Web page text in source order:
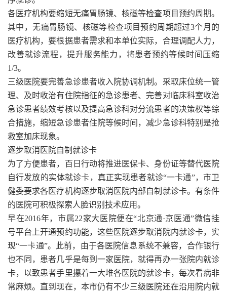
各医疗机构要缩短无痛胃肠镜、核磁等检查项目预约周期。
其中，无痛胃肠镜、核磁等检查项目预约周期超过3个月的
医疗机构，要根据患者需求和本单位实际，合理调配人力，
改善就诊流程，提升服务能力，将患者预约等候时间压缩
1/3。
三级医院要完善急诊患者收入院协调机制。采取床位统一管
理、及时收治有住院指征的急诊患者、完善对临床科室收治
急诊患者绩效考核以及提高急诊科对分流患者的决策权等综
合措施，缩短急诊患者住院等候时间，减少急诊科特别是抢
救室加床现象。
逐步取消医院自制就诊卡
为了方便患者，百日行动将推进医保卡、身份证等替代医院
自行发放的实体就诊卡，真正实现患者就诊“一卡通”，市卫
健委要求各医疗机构逐步取消医院内部自制就诊卡。有条件
的医院可积极探索人脸识别技术应用。
早在2016年，市属22家大医院便在“北京通·京医通”微信挂
号平台上开通预约功能，这些医院逐步取消院内就诊卡，实
现“一卡通”。此前，由于各医院信息系统不兼容，合作银行
也不同，患者几乎是每到一家医院，就得再办一张院内就诊
卡，以致患者手里攥着一大堆各医院的就诊卡，每次看病非
常麻烦。直到现在，本市仍有不少三级医院还在沿用院内就